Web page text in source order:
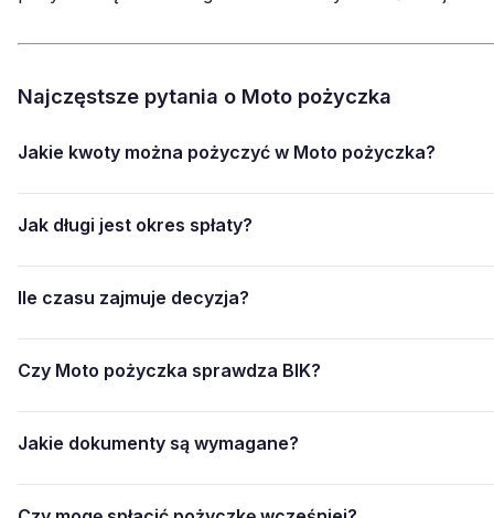
Najczęstsze pytania o Moto pożyczka
Jakie kwoty można pożyczyć w Moto pożyczka?
Jak długi jest okres spłaty?
Ile czasu zajmuje decyzja?
Czy Moto pożyczka sprawdza BIK?
Jakie dokumenty są wymagane?